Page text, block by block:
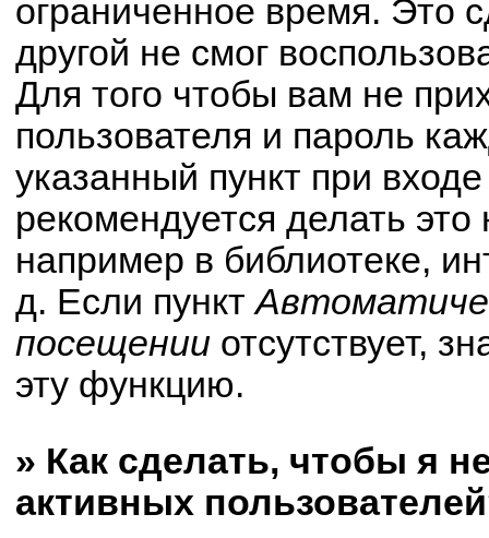
ограниченное время. Это
другой не смог
Для того чтобы вам не
пользователя и пароль
указанный пункт при
рекомендуется делать
например в библиотеке,
д. Если пункт
посещении отсутствует,
эту функцию.
» Как сделать, чтобы я
активных